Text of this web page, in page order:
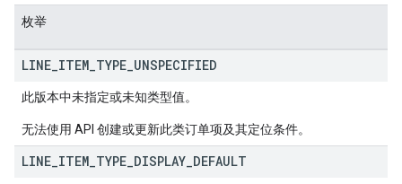
枚举
LINE ITEM TYPE UNSPECIFIED
此版本中未指定或未知类型值。
无法使用 API 创建或更新此类订单项及其定位条件。
LINE ITEM TYPE DISPLAY DEFAULT